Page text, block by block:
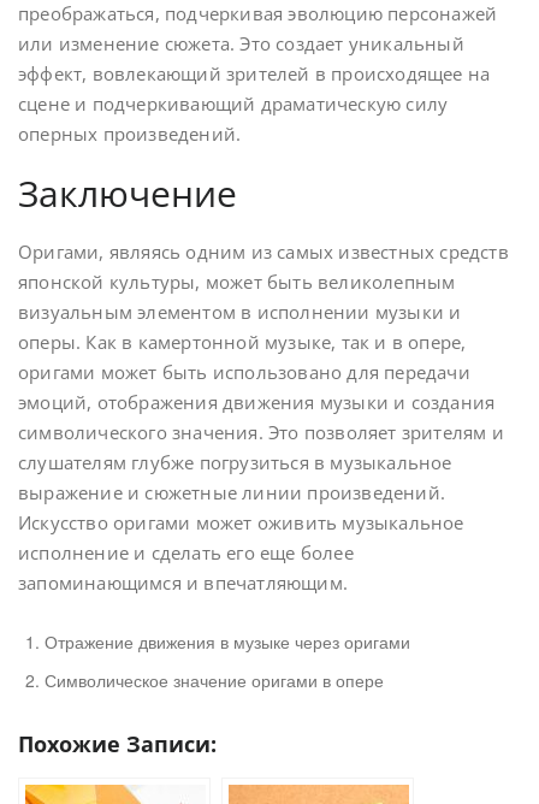
преображаться, подчеркивая эволюцию персонажей
или изменение сюжета. Это создает уникальный
эффект, вовлекающий зрителей в происходящее на
сцене и подчеркивающий драматическую силу
оперных произведений.
Заключение
Оригами, являясь одним из самых известных средств
японской культуры, может быть великолепным
визуальным элементом в исполнении музыки и
оперы. Как в камертонной музыке, так и в опере,
оригами может быть использовано для передачи
эмоций, отображения движения музыки и создания
символического значения. Это позволяет зрителям и
слушателям глубже погрузиться в музыкальное
выражение и сюжетные линии произведений.
Искусство оригами может оживить музыкальное
исполнение и сделать его еще более
запоминающимся и впечатляющим.
Отражение движения в музыке через оригами
Символическое значение оригами в опере
Похожие Записи: